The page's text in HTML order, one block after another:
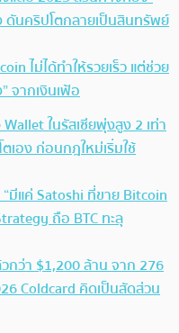
ดันคริปโตกลายเป็นสินทรัพย์
ไม่ได้ทำให้รวยเร็ว แต่ช่วย
จากเงินเฟ้อ
ในรัสเซียพุ่งสูง 2 เท่า
อง ก่อนกฎใหม่เริ่มใช้
มีแค่ Satoshi ที่ขาย Bitcoin
ถือ BTC ทะลุ
กว่า $1,200 ล้าน จาก 276
Coldcard คิดเป็นสัดส่วน